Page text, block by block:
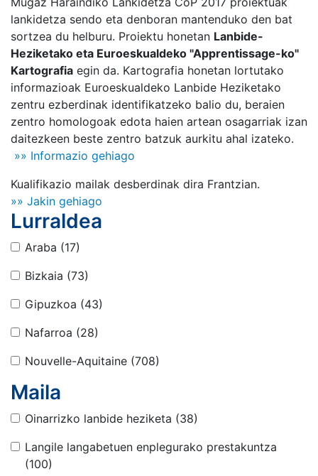
lankidetza sendo eta denboran mantenduko den bat
sortzea du helburu. Proiektu honetan Lanbide-
Heziketako eta Euroeskualdeko "Apprentissage-ko"
Kartografia egin da. Kartografia honetan lortutako
informazioak Euroeskualdeko Lanbide Heziketako
zentru ezberdinak identifikatzeko balio du, beraien
zentro homologoak edota haien artean osagarriak izan
daitezkeen beste zentro batzuk aurkitu ahal izateko.
»» Informazio gehiago
Kualifikazio mailak desberdinak dira Frantzian.
»» Jakin gehiago
Lurraldea
Araba (17)
Bizkaia (73)
Gipuzkoa (43)
Nafarroa (28)
Nouvelle-Aquitaine (708)
Maila
Oinarrizko lanbide heziketa (38)
Langile langabetuen enplegurako prestakuntza
(100)